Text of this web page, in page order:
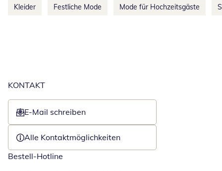
Kleider Festliche Mode Mode für Hochzeitsgäste
KONTAKT
E-Mail schreiben
Öffnet E-Mail-Client
Alle Kontaktmöglichkeiten
Bestell-Hotline